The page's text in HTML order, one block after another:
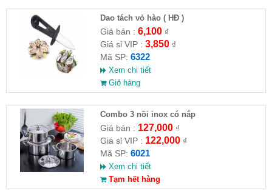
Dao tách vỏ hào ( HĐ )
Giá bán : 6,100₫
Giá sỉ VIP : 3,850₫
Mã SP: 6322
Xem chi tiết
Giỏ hàng
Combo 3 nồi inox có nắp
Giá bán : 127,000₫
Giá sỉ VIP : 122,000₫
Mã SP: 6021
Xem chi tiết
Tạm hết hàng